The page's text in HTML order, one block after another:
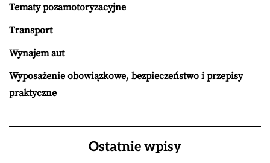
Tematy pozamotoryzacyjne
Transport
Wynajem aut
Wyposażenie obowiązkowe, bezpieczeństwo i przepisy
praktyczne
Ostatnie wpisy